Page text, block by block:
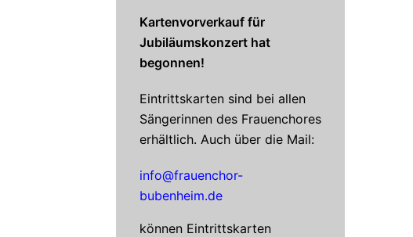
Kartenvorverkauf für
Jubiläumskonzert hat
begonnen!
Eintrittskarten sind bei allen
Sängerinnen des Frauenchores
erhältlich. Auch über die Mail:
info@frauenchor-
bubenheim.de
können Eintrittskarten